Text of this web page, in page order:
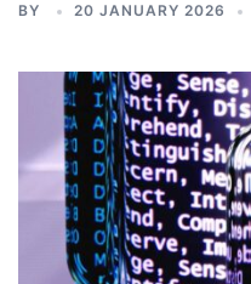
BY 20 JANUARY 2026